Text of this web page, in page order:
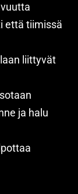
että tiimissä
liittyvät
ja halu